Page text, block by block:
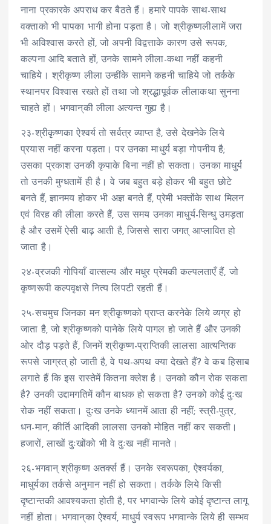
नाना प्रकारके अपराध कर बैठते हैं। हमारे पापके साथ-साथ
वक्ताको भी पापका भागी होना पड़ता है। जो श्रीकृष्णलीलामें जरा
भी अविश्वास करते हों, जो अपनी विद्वत्ताके कारण उसे रूपक,
कल्पना आदि बताते हों, उनके सामने लीला-कथा नहीं कहनी
चाहिये। श्रीकृष्ण लीला उन्हींके सामने कहनी चाहिये जो तर्कके
स्थानपर विश्वास रखते हों तथा जो श्रद्धापूर्वक लीलाकथा सुनना
चाहते हों। भगवान्‌की लीला अत्यन्त गुह्य है।
२३-श्रीकृष्णका ऐश्वर्य तो सर्वत्र व्याप्त है, उसे देखनेके लिये
प्रयास नहीं करना पड़ता। पर उनका माधुर्य बड़ा गोपनीय है;
उसका प्रकाश उनकी कृपाके बिना नहीं हो सकता। उनका माधुर्य
तो उनकी मुग्धतामें ही है। वे जब बहुत बड़े होकर भी बहुत छोटे
बनते हैं, ज्ञानमय होकर भी अज्ञ बनते हैं, प्रेमी भक्तोंके साथ मिलन
एवं विरह की लीला करते हैं, उस समय उनका माधुर्य-सिन्धु उमड़ता
है और उसमें ऐसी बाढ़ आती है, जिससे सारा जगत् आप्लावित हो
जाता है।
२४-व्रजकी गोपियाँ वात्सल्य और मधुर प्रेमकी कल्पलताएँ हैं, जो
कृष्णरूपी कल्पवृक्षसे नित्य लिपटी रहती हैं।
२५-सचमुच जिनका मन श्रीकृष्णको प्राप्त करनेके लिये व्यग्र हो
जाता है, जो श्रीकृष्णको पानेके लिये पागल हो जाते हैं और उनकी
ओर दौड़ पड़ते हैं, जिनमें श्रीकृष्ण-प्राप्तिकी लालसा आत्यन्तिक
रूपसे जाग्रत् हो जाती है, वे पथ-अपथ क्या देखते हैं? वे कब हिसाब
लगाते हैं कि इस रास्तेमें कितना क्लेश है। उनको कौन रोक सकता
है? उनकी उद्दामगतिमें कौन बाधक हो सकता है? उनको कोई दुःख
रोक नहीं सकता। दुःख उनके ध्यानमें आता ही नहीं; स्त्री-पुत्र,
धन-मान, कीर्ति आदिकी लालसा उनको मोहित नहीं कर सकती।
हजारों, लाखों दुःखोंको भी वे दुःख नहीं मानते।
२६-भगवान् श्रीकृष्ण अतर्क्स हैं। उनके स्वरूपका, ऐश्वर्यका,
माधुर्यका तर्कसे अनुमान नहीं हो सकता। तर्कके लिये किसी
दृष्टान्तकी आवश्यकता होती है, पर भगवान्के लिये कोई दृष्टान्त लागू
नहीं होता। भगवान्‌का ऐश्वर्य, माधुर्य स्वरूप भगवान्के लिये ही सम्भव